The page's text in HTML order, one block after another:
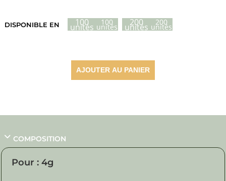
prix :
25,65 €
DISPONIBLE EN 100
unités 100
unités 200
unités 200
unités
AJOUTER AU PANIER
COMPOSITION
Pour : 4g